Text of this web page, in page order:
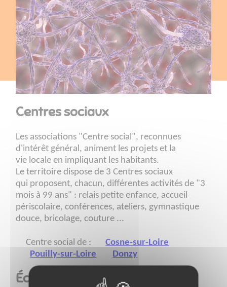
Centres sociaux
Les associations "Centre social", reconnues
d'intérêt général, animent les projets et la
vie locale en impliquant les habitants.
Le territoire dispose de 3 Centres sociaux
qui proposent, chacun, différentes activités de "3
mois à 99 ans" : relais petite enfance, accueil
périscolaire, conférences, ateliers, gymnastique
douce, bricolage, couture ...
Centre social de :
Cosne-sur-Loire
Pouilly-sur-Loire
Donzy
École​​​​​​​ de musique